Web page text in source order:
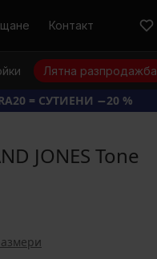
Контакт
Лятна разпродажба
= СУТИЕНИ −20 %
JONES Tone